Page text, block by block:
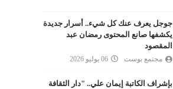
جوجل يعرف عنك كل شيء.. أسرار جديدة
يكشفها صانع المحتوى رمضان عبد
المقصود
مجتمع بوست 06 يوليو 2026
بإشراف الكاتبة إيمان علي.. "دار الثقافة